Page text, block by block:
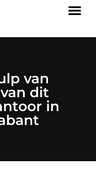
van
dit
in